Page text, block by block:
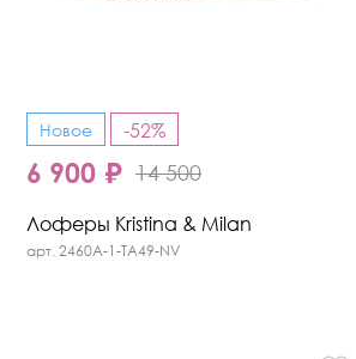
Новое -52%
6 900 ₽ 14 500
Лоферы Kristina & Milan
арт. 2460A-1-TA49-NV